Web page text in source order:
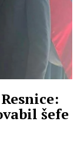
šefe